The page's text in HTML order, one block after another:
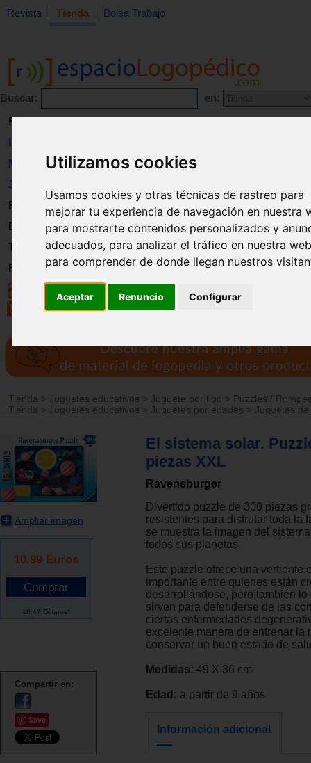
Utilizamos cookies
Usamos cookies y otras técnicas de rastreo para
mejorar tu experiencia de navegación en nuestra
para mostrarte contenidos personalizados y
adecuados, para analizar el tráfico en nuestra
para comprender de donde llegan nuestros
Aceptar Renuncio Configurar
Revista Tienda Bolsa Trabajo
Buscar: en:
Revista
Libros
Material
Juguetes
Formación
Directorio
Trabajo
Registro
Tienda > Juguetes educativos > Juguete por tipo > Puzzles /
Tienda
> Juguetes educativos > Juguetes por edades > Juguetes
Ampliar imagen
10.99 Euros
10.47 Dólares*
Compartir en:
Save
El sistema solar.
piezas XXL
Ravensburger
Divertido puzzle de 300 piezas
resistentes para disfrutar toda la
se muestra la imagen del
todos sus planetas.
Este puzzle ofrece una vertiente
importante entre quienes están
desarrollándose, pero también lo
sirven para defenderse de las
ciertas enfermedades
excelente manera de entrenar la
conservar un buen estado de
Medidas: 49 X 36 cm
Edad: a partir de 9 años
Información adicional